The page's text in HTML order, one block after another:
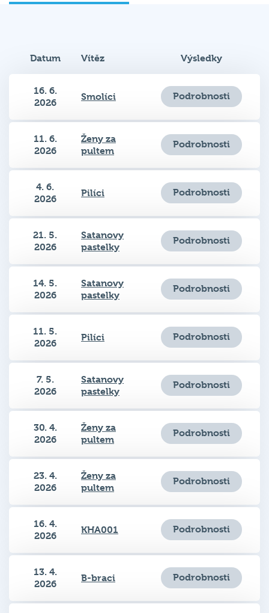
Datum Vítěz Výsledky
16. 6.
2026
Smolíci Podrobnosti
11. 6.
2026
Ženy za
pultem
Podrobnosti
4. 6.
2026
Pilíci Podrobnosti
21. 5.
2026
Satanovy
pastelky
Podrobnosti
14. 5.
2026
Satanovy
pastelky
Podrobnosti
11. 5.
2026
Pilíci Podrobnosti
7. 5.
2026
Satanovy
pastelky
Podrobnosti
30. 4.
2026
Ženy za
pultem
Podrobnosti
23. 4.
2026
Ženy za
pultem
Podrobnosti
16. 4.
2026
KHA001 Podrobnosti
13. 4.
2026
B-braci Podrobnosti